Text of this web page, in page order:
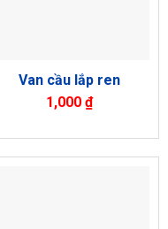
Van cầu lắp ren
1,000 ₫